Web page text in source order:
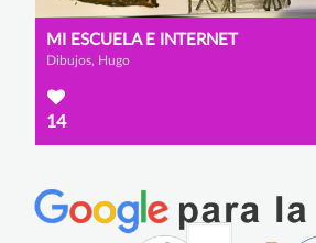
MI ESCUELA E INTERNET
Dibujos, Hugo
14